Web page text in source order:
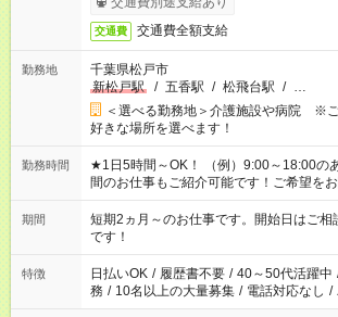
交通費 交通費全額支給
勤務地
千葉県松戸市
新松戸駅
/ 五香駅 / 松飛台駅 / …
＜選べる勤務地＞介護施設や病院 ※
好きな場所を選べます！
勤務時間
★1日5時間～OK！ （例）9:00～18:00の
間のお仕事もご紹介可能です！ご希望をお
週最低15時間以上の勤務が必要です
期間
短期2ヵ月～のお仕事です。開始日はご
です！
特徴 日払いOK / 履歴書不要 / 40～50代活躍中
務 / 10名以上の大量募集 / 電話対応なし /